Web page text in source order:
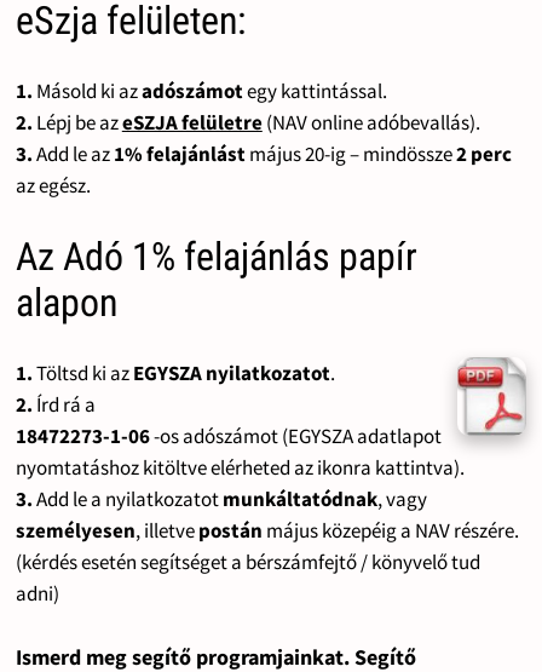
eSzja felületen:
1. Másold ki azadószámotegy kattintással.
2. Lépj be azeSZJA felületre(NAV online adóbevallás).
3.Add le az1% felajánlástmájus 20-ig – mindössze2 perc
az egész.
Az Adó 1% felajánlás papír
alapon
1.Töltsd ki azEGYSZA nyilatkozatot.
2. Írd rá a
18472273-1-06-os adószámot (EGYSZA adatlapot
nyomtatáshoz kitöltve elérheted az ikonra kattintva).
3.Add le a nyilatkozatotmunkáltatódnak, vagy
személyesen, illetvepostán május közepéig a NAV részére.
(kérdés esetén segítséget a bérszámfejtő / könyvelő tud
adni)
Ismerd meg segítő programjainkat. Segítő